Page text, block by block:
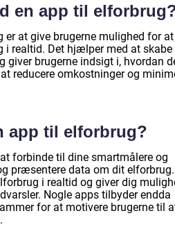
en app til
at give brugerne mulighed for at
i realtid. Det hjælper med at skabe
giver brugerne indsigt i, hvordan
reducere omkostninger og
app til elforbrug?
forbinde til dine smartmålere og
præsentere data om dit
i realtid og giver dig
Nogle apps tilbyder endda
for at motivere brugerne til